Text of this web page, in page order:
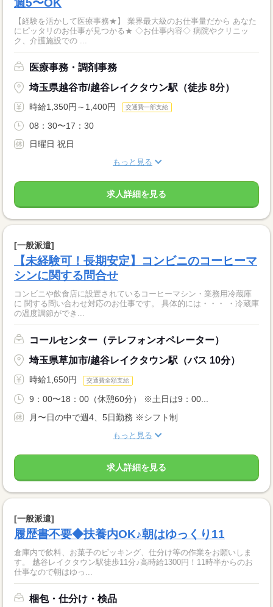
週5〜OK
【経験を活かして医療事務★】 業界最大級のお仕事量だから あなた
にピッタリのお仕事が見つかる★ ◇お仕事内容◇ 病院やクリニッ
ク、介護施設での ...
医療事務・調剤事務
埼玉県越谷市/越谷レイクタウン駅（徒歩 8分）
時給1,350円～1,400円 交通費一部支給
08：30〜17：30
日曜日 祝日
もっと見る
求人詳細を見る
[一般派遣]
【未経験可！長期安定】コンビニのコーヒーマ
シンに関する問合せ
コンビニや飲食店に設置されているコーヒーマシン・業務用冷蔵庫
に 関する問い合わせ対応のお仕事です。 具体的には・・・ ・冷蔵庫
の温度調節ができ...
コールセンター（テレフォンオペレーター）
埼玉県草加市/越谷レイクタウン駅（バス 10分）
時給1,650円 交通費全額支給
9：00〜18：00（休憩60分） ※土日は9：00...
月〜日の中で週4、5日勤務 ※シフト制
もっと見る
求人詳細を見る
[一般派遣]
履歴書不要◆扶養内OK♪朝はゆっくり11
倉庫内で飲料、お菓子のピッキング、仕分け等の作業をお願いしま
す。 越谷レイクタウン駅徒歩11分♪高時給1300円！11時半からのお
仕事なので朝はゆっ...
梱包・仕分け・検品